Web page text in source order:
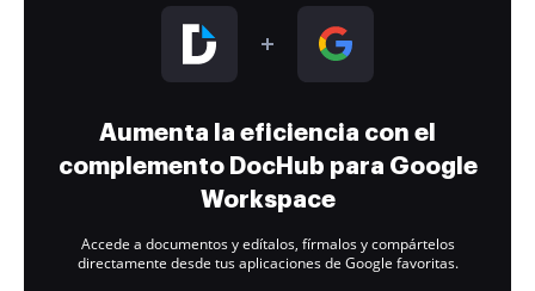
Aumenta la eficiencia con el
complemento DocHub para Google
Workspace
Accede a documentos y edítalos, fírmalos y compártelos
directamente desde tus aplicaciones de Google favoritas.